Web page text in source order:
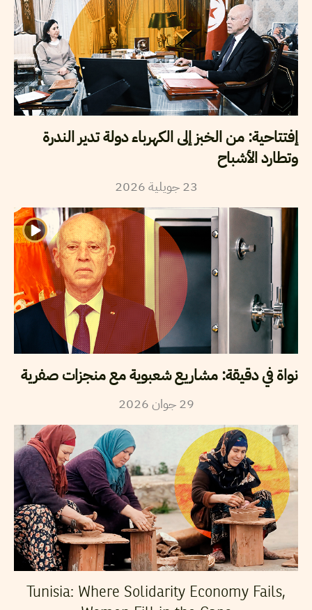
إفتتاحية: من الخبز إلى الكهرباء دولة تدير الندرة
وتطارد الأشباح
23 جويلية2026
نواة في دقيقة: مشاريع شعبوية مع منجزات صفرية
29 جوان2026
Tunisia: Where Solidarity Economy Fails,